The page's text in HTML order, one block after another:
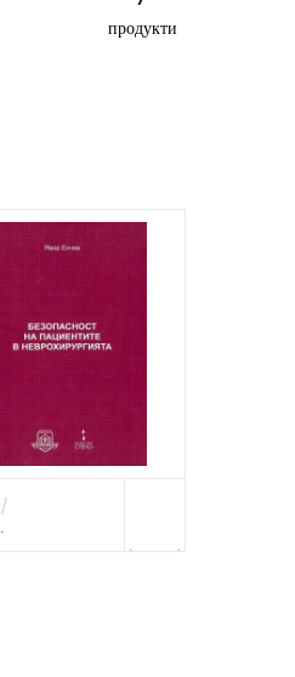
продукти